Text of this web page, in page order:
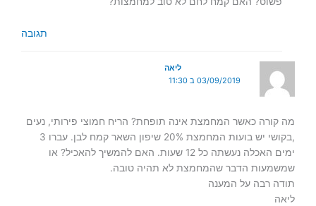
תגובה
ליאה
03/09/2019 ב 11:30
מה קורה כאשר המחמצת אינה תופחת? הריח חמוצי פירותי, נעים
,בקושי יש בועות המחמצת 20% שיפון השאר קמח לבן. עברו 3
ימים האכלה נעשתה כל 12 שעות. האם להמשיך להאכיל? או
שמשמעות הדבר שהמחמצת לא תהיה טובה.
תודה רבה על המענה
ליאה